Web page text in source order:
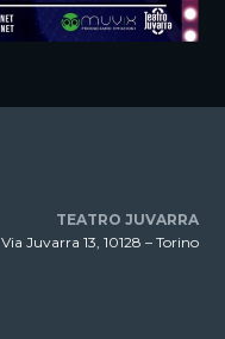
TEATRO JUVARRA
Via Juvarra 13, 10128 – Torino